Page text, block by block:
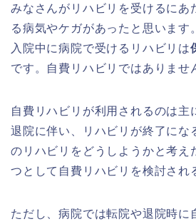
みなさんがリハビリを受けるにあ
る病気やケガがあったと思います。
入院中に病院で受けるリハビリは
です。自費リハビリではありませ
自費リハビリが利用されるのは主
退院に伴い、リハビリが終了にな
のリハビリをどうしようかと考え
つとして自費リハビリを検討され
ただし、病院では転院や退院時に